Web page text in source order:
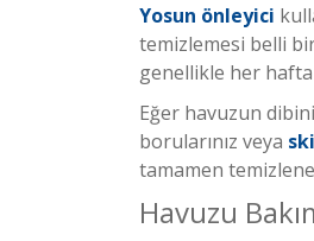
Yosun önleyici
temizlemesi belli
genellikle her
Eğer havuzun
borularınız veya
tamamen
Havuzu